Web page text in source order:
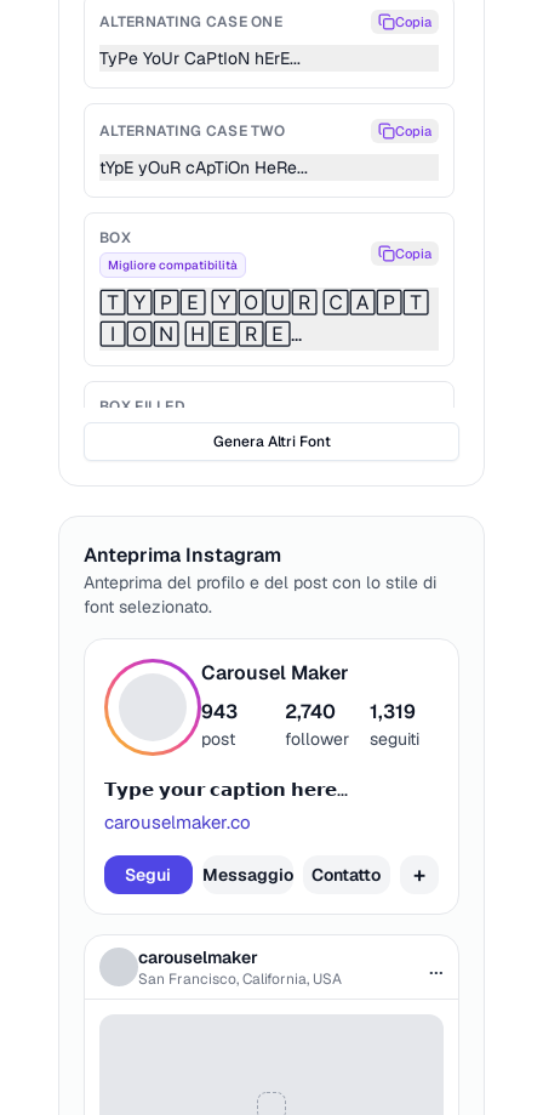
ALTERNATING CASE ONE Copia
TyPe YoUr CaPtIoN hErE...
ALTERNATING CASE TWO Copia
tYpE yOuR cApTiOn HeRe...
BOX
Migliore compatibilità
Copia
🅃🅈🄿🄴 🅈🄾🅄🅁 🄲🄰🄿🅃
🄸🄾🄽 🄷🄴🅁🄴...
BOX FILLED
Migliore compatibilità
Copia
CIRCLE
Migliore compatibilità
Copia
Ⓣⓨⓟⓔ ⓨⓞⓤⓡ ⓒⓐⓟⓣⓘⓞⓝ ⓗ
ⓔⓡⓔ...
CURSIVE
CURSIVE BOLD Copia
𝓣𝔂𝓹𝓮 𝔂𝓸𝓾𝓻 𝓬𝓪𝓹𝓽𝓲𝓸𝓷 𝓱𝓮𝓻𝓮...
GOTH
Migliore compatibilità
Genera Altri Font
Anteprima Instagram
Anteprima del profilo e del post con lo stile di
font selezionato.
Carousel Maker
943
post
2,740
follower
1,319
seguiti
𝗧𝘆𝗽𝗲 𝘆𝗼𝘂𝗿 𝗰𝗮𝗽𝘁𝗶𝗼𝗻 𝗵𝗲𝗿𝗲...
carouselmaker.co
Segui Messaggio Contatto +
carouselmaker
San Francisco, California, USA ...